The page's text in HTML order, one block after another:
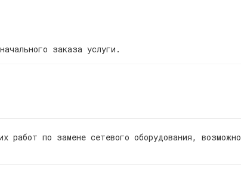
заказа услуги.
работ по замене сетевого оборудования, возможно